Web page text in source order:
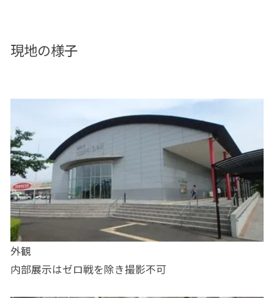
現地の様子
外観
内部展示はゼロ戦を除き撮影不可